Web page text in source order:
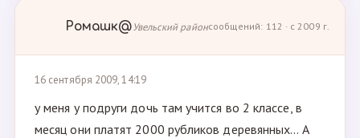
Ромашк@Увельский районсообщений: 112 · с 2009 г.
16 сентября 2009, 14:19
у меня у подруги дочь там учится во 2 классе, в
месяц они платят 2000 рубликов деревянных... А